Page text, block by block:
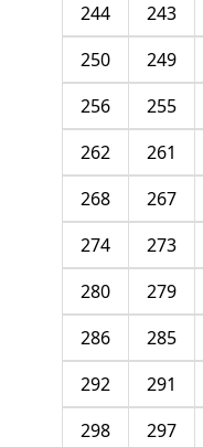
243
244
249
250
255
256
261
262
267
268
273
274
279
280
285
286
291
292
297
298